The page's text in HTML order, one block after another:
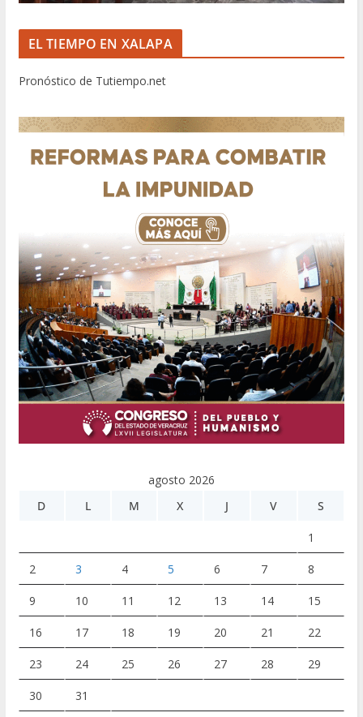
EL TIEMPO EN XALAPA
Pronóstico de Tutiempo.net
agosto 2026
D
L M X J V S
1
2 3 4 5 6 7 8
9 10 11 12 13 14 15
16 17 18 19 20 21 22
23 24 25 26 27 28 29
30 31